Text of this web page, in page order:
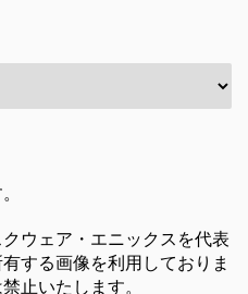
ウェア・エニックスを代表
する画像を利用しておりま
止いたします。